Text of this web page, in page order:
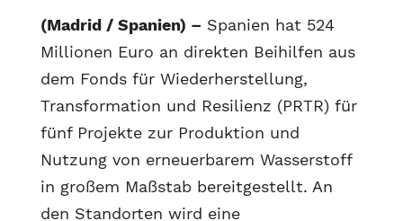
(Madrid / Spanien) – Spanien hat 524
Millionen Euro an direkten Beihilfen aus
dem Fonds für Wiederherstellung,
Transformation und Resilienz (PRTR) für
fünf Projekte zur Produktion und
Nutzung von erneuerbarem Wasserstoff
in großem Maßstab bereitgestellt. An
den Standorten wird eine